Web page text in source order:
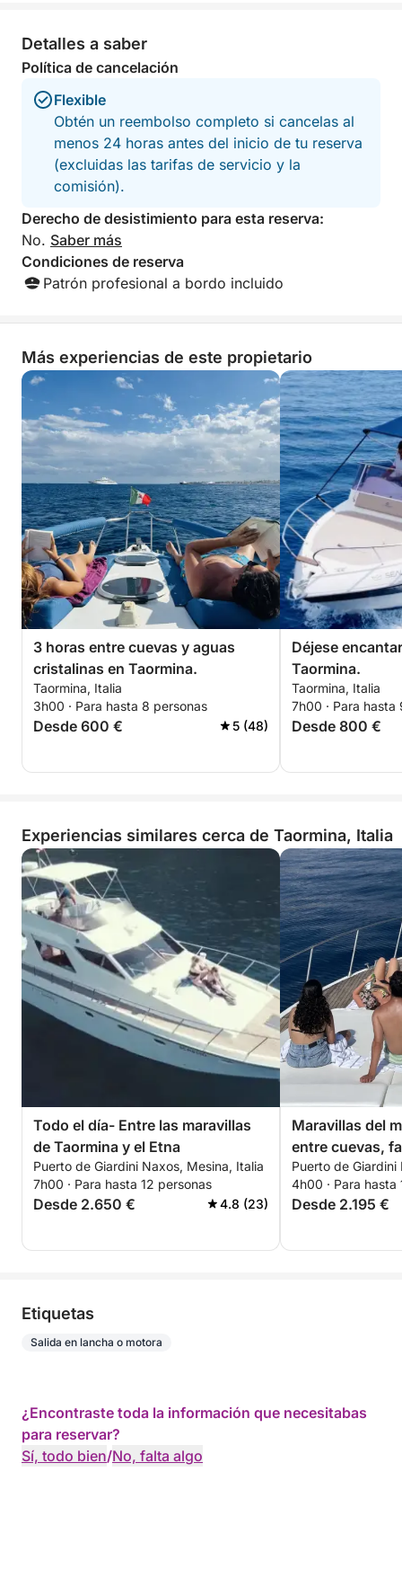
Detalles a saber
Política de cancelación
Flexible
Obtén un reembolso completo si cancelas al
menos 24 horas antes del inicio de tu reserva
(excluidas las tarifas de servicio y la
comisión).
Derecho de desistimiento para esta reserva:
No. Saber más
Condiciones de reserva
Patrón profesional a bordo incluido
Más experiencias de este propietario
3 horas entre cuevas y aguas
cristalinas en Taormina.
Taormina, Italia
3h00 · Para hasta 8 personas
Desde 600 € 5 (48)
Déjese
Taormina.
Taormina, Italia
7h00 · Para hasta
Desde 800 €
Experiencias similares cerca de Taormina, Italia
Todo el día- Entre las maravillas
de Taormina y el Etna
Puerto de Giardini Naxos, Mesina, Italia
7h00 · Para hasta 12 personas
Desde 2.650 € 4.8 (23)
Maravillas del
entre cuevas,
en Taormina
Puerto de
4h00 · Para hasta
Desde 2.195 €
Etiquetas
Salida en lancha o motora
¿Encontraste toda la información que necesitabas
para reservar?
Sí, todo bien/No, falta algo